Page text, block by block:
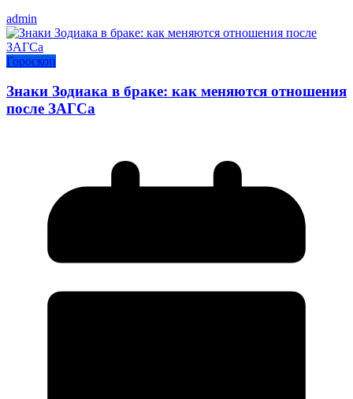
admin
Гороскоп
Знаки Зодиака в браке: как меняются отношения
после ЗАГСа